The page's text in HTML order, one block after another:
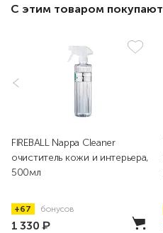
С этим товаром покупают
FIREBALL Nappa Cleaner
очиститель кожи и интерьера,
500мл
+67 бонусов
1 330₽